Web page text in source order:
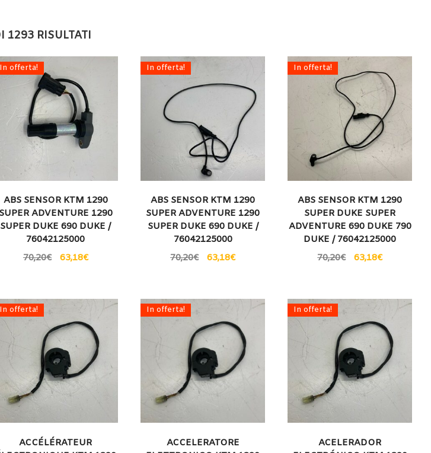
RISULTATI
In offerta!
ABS SENSOR KTM 1290
SUPER ADVENTURE 1290
SUPER DUKE 690 DUKE /
76042125000
70,20€ 63,18€
In offerta!
ABS SENSOR KTM 1290
SUPER ADVENTURE 1290
SUPER DUKE 690 DUKE /
76042125000
70,20€ 63,18€
In offerta!
ABS SENSOR KTM 1290
SUPER DUKE SUPER
ADVENTURE 690 DUKE 790
DUKE / 76042125000
70,20€ 63,18€
In offerta!
ACCÉLÉRATEUR
In offerta!
ACCELERATORE
In offerta!
ACELERADOR